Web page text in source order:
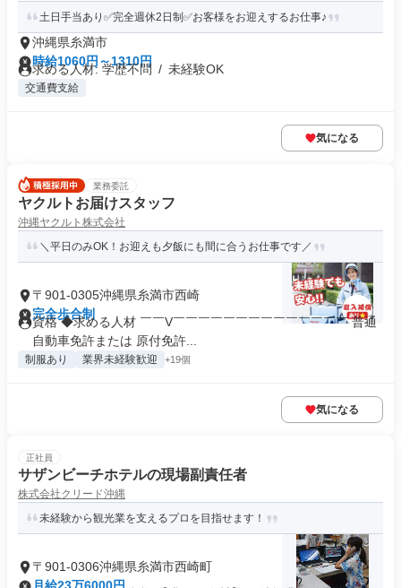
土日手当あり✅完全週休2日制✅お客様をお迎えするお仕事♪
沖縄県糸満市
時給1060円～1310円
求める人材: 学歴不問 / 未経験OK
交通費支給
気になる
業務委託
ヤクルトお届けスタッフ
沖縄ヤクルト株式会社
＼平日のみOK！お迎えも夕飯にも間に合うお仕事です／
〒901-0305沖縄県糸満市西崎
完全歩合制
資格 ◆求める人材 ￣￣V￣￣￣￣￣￣￣￣￣￣￣￣￣￣ 普通
自動車免許または 原付免許...
制服あり 業界未経験歓迎 +19個
気になる
正社員
サザンビーチホテルの現場副責任者
株式会社クリード沖縄
未経験から観光業を支えるプロを目指せます！
〒901-0306沖縄県糸満市西崎町